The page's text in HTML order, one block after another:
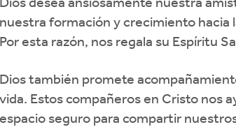
Dios desea ansiosamente nuestra
nuestra formación y crecimiento hacia
Por esta razón, nos regala su Espíritu
Dios también promete
vida. Estos compañeros en Cristo nos
espacio seguro para compartir